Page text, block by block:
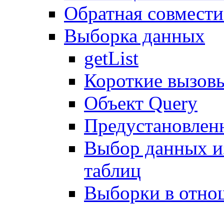
Обратная
Выборка данных
getList
Короткие
Объект Query
Выбор данных
таблиц
Выборки в